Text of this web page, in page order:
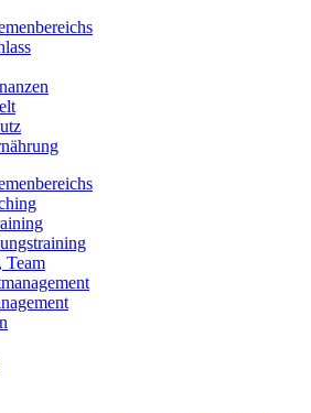
Team